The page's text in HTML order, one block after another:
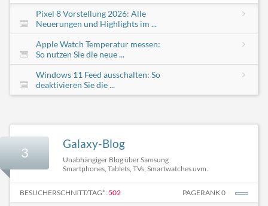
Pixel 8 Vorstellung 2026: Alle
Neuerungen und Highlights im ...
Apple Watch Temperatur messen:
So nutzen Sie die neue ...
Windows 11 Feed ausschalten: So
deaktivieren Sie die ...
3
Galaxy-Blog
Unabhängiger Blog über Samsung
Smartphones, Tablets, TVs, Smartwatches uvm.
BESUCHERSCHNITT/TAG*: 502 PAGERANK 0